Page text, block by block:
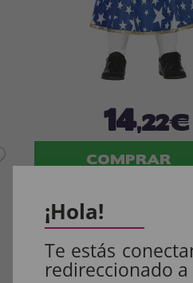
14,22€
COMPRAR
¡Hola!
Te estás
redireccionado a